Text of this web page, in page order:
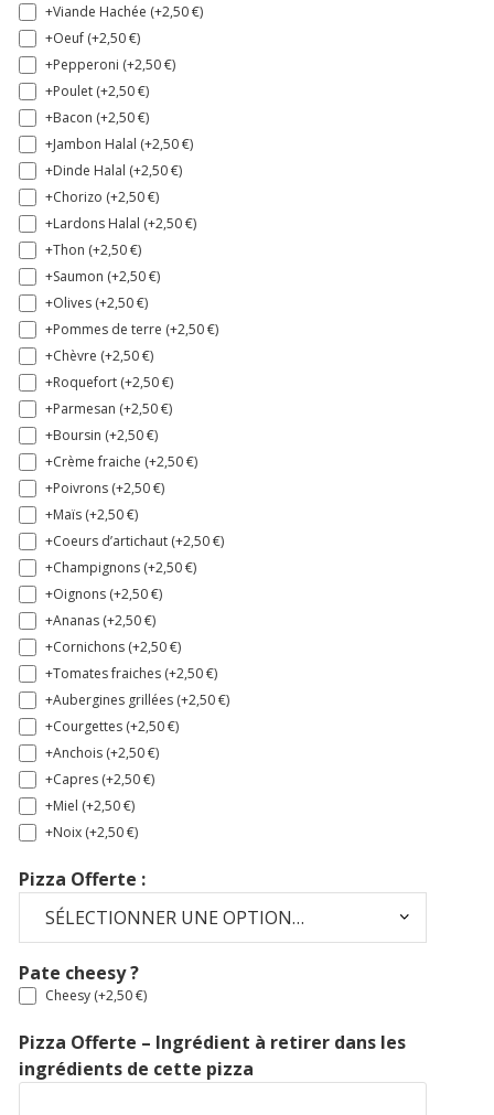
+Viande Hachée (+2,50€)
+Oeuf (+2,50€)
+Pepperoni (+2,50€)
+Poulet (+2,50€)
+Bacon (+2,50€)
+Jambon Halal (+2,50€)
+Dinde Halal (+2,50€)
+Chorizo (+2,50€)
+Lardons Halal (+2,50€)
+Thon (+2,50€)
+Saumon (+2,50€)
+Olives (+2,50€)
+Pommes de terre (+2,50€)
+Chèvre (+2,50€)
+Roquefort (+2,50€)
+Parmesan (+2,50€)
+Boursin (+2,50€)
+Crème fraiche (+2,50€)
+Poivrons (+2,50€)
+Maïs (+2,50€)
+Coeurs d’artichaut (+2,50€)
+Champignons (+2,50€)
+Oignons (+2,50€)
+Ananas (+2,50€)
+Cornichons (+2,50€)
+Tomates fraiches (+2,50€)
+Aubergines grillées (+2,50€)
+Courgettes (+2,50€)
+Anchois (+2,50€)
+Capres (+2,50€)
+Miel (+2,50€)
+Noix (+2,50€)
Pizza Offerte :
Pate cheesy ?
Cheesy (+2,50€)
Pizza Offerte – Ingrédient à retirer dans les
ingrédients de cette pizza